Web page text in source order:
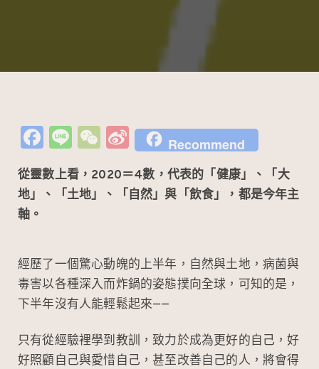
Fa
c
e
b
o
k
Li
n
e
W
C
h
Si
n
a
W
b
o
Recommend
從靈數上看，2020＝4數，代表的「健康」、「大
地」、「土地」、「自然」與「飲食」，都是今年主
軸。
經歷了一個驚心動魄的上半年，自然與土地，病菌與
毒害以各種深入而炸鍋的姿態撲向全球，可知的是，
下半年沒有人能輕鬆起來——
只有從經驗裡學到教訓，致力於成為更好的自己，好
好照顧自己與愛惜自己，甚至改善自己的人，將會得